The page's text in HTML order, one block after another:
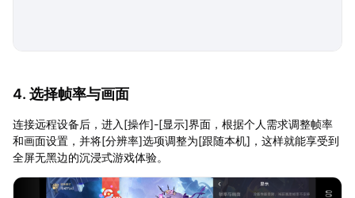
4. 选择帧率与画面
连接远程设备后，进入[操作]-[显示]界面，根据个人需求调整帧率
和画面设置，并将[分辨率]选项调整为[跟随本机]，这样就能享受到
全屏无黑边的沉浸式游戏体验。